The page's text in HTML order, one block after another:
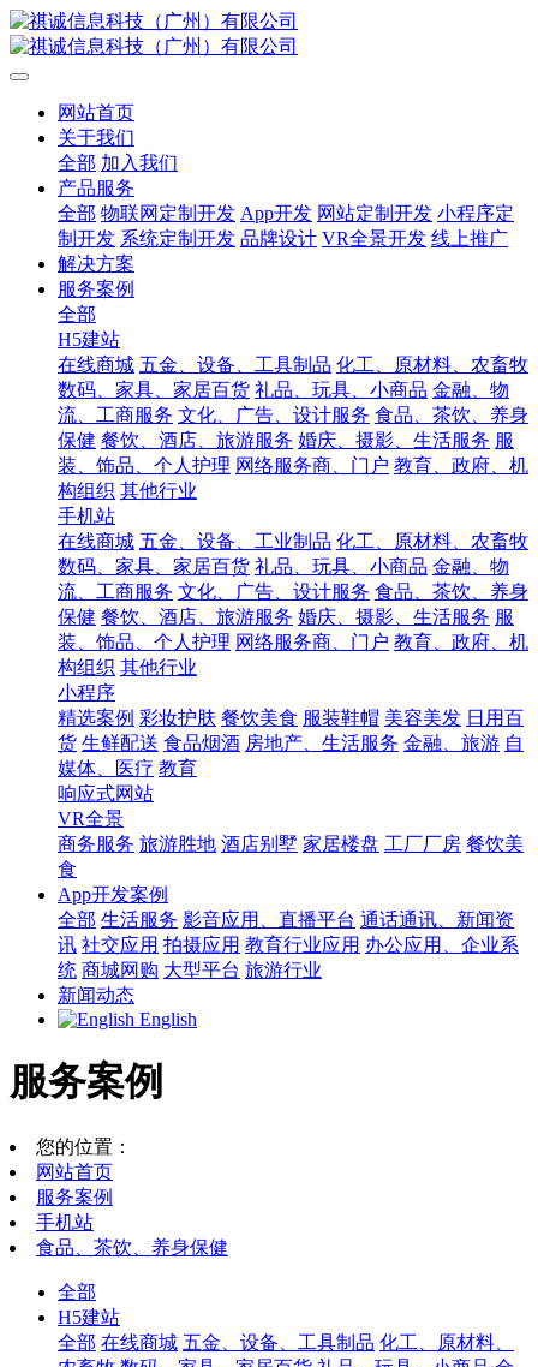
网站首页
关于我们
全部 加入我们
产品服务
全部 物联网定制开发 App开发 网站定制开发 小程序定
制开发 系统定制开发 品牌设计 VR全景开发 线上推广
解决方案
服务案例
全部
H5建站
在线商城 五金、设备、工具制品 化工、原材料、农畜牧
数码、家具、家居百货 礼品、玩具、小商品 金融、物
流、工商服务 文化、广告、设计服务 食品、茶饮、养身
保健 餐饮、酒店、旅游服务 婚庆、摄影、生活服务 服
装、饰品、个人护理 网络服务商、门户 教育、政府、机
构组织 其他行业
手机站
在线商城 五金、设备、工业制品 化工、原材料、农畜牧
数码、家具、家居百货 礼品、玩具、小商品 金融、物
流、工商服务 文化、广告、设计服务 食品、茶饮、养身
保健 餐饮、酒店、旅游服务 婚庆、摄影、生活服务 服
装、饰品、个人护理 网络服务商、门户 教育、政府、机
构组织 其他行业
小程序
精选案例 彩妆护肤 餐饮美食 服装鞋帽 美容美发 日用百
货 生鲜配送 食品烟酒 房地产、生活服务 金融、旅游 自
媒体、医疗 教育
响应式网站
VR全景
商务服务 旅游胜地 酒店别墅 家居楼盘 工厂厂房 餐饮美
食
App开发案例
全部 生活服务 影音应用、直播平台 通话通讯、新闻资
讯 社交应用 拍摄应用 教育行业应用 办公应用、企业系
统 商城网购 大型平台 旅游行业
新闻动态
English
服务案例
您的位置：
网站首页
服务案例
手机站
食品、茶饮、养身保健
全部
H5建站
全部 在线商城 五金、设备、工具制品 化工、原材料、